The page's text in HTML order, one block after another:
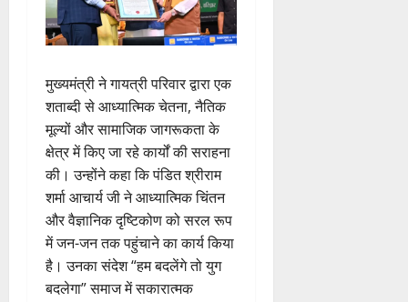
मुख्यमंत्री ने गायत्री परिवार द्वारा एक
शताब्दी से आध्यात्मिक चेतना, नैतिक
मूल्यों और सामाजिक जागरूकता के
क्षेत्र में किए जा रहे कार्यों की सराहना
की। उन्होंने कहा कि पंडित श्रीराम
शर्मा आचार्य जी ने आध्यात्मिक चिंतन
और वैज्ञानिक दृष्टिकोण को सरल रूप
में जन-जन तक पहुंचाने का कार्य किया
है। उनका संदेश “हम बदलेंगे तो युग
बदलेगा” समाज में सकारात्मक